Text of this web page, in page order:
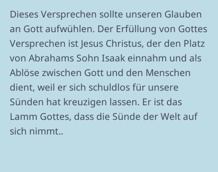
Dieses Versprechen sollte unseren Glauben
an Gott aufwühlen. Der Erfüllung von Gottes
Versprechen ist Jesus Christus, der den Platz
von Abrahams Sohn Isaak einnahm und als
Ablöse zwischen Gott und den Menschen
dient, weil er sich schuldlos für unsere
Sünden hat kreuzigen lassen. Er ist das
Lamm Gottes, dass die Sünde der Welt auf
sich nimmt..